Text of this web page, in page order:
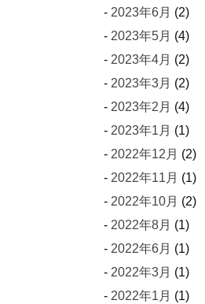
2023年6月 (2)
2023年5月 (4)
2023年4月 (2)
2023年3月 (2)
2023年2月 (4)
2023年1月 (1)
2022年12月 (2)
2022年11月 (1)
2022年10月 (2)
2022年8月 (1)
2022年6月 (1)
2022年3月 (1)
2022年1月 (1)